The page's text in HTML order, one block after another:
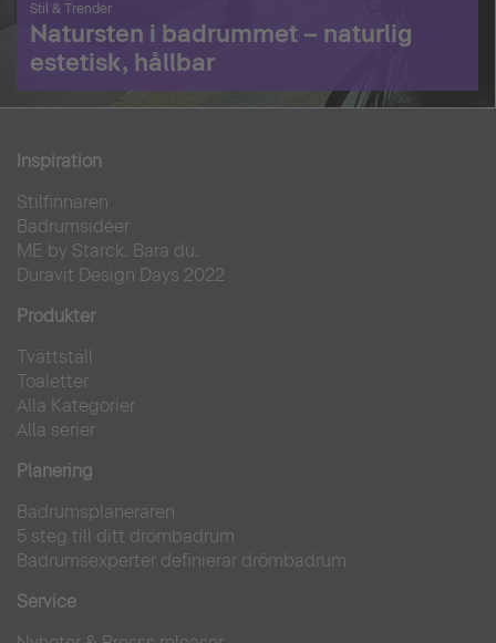
Stil & Trender
Natursten i badrummet – naturlig
estetisk, hållbar
Inspiration
Stilfinnaren
Badrumsidéer
ME by Starck. Bara du.
Duravit Design Days 2022
Produkter
Tvättställ
Toaletter
Alla Kategorier
Alla serier
Planering
Badrumsplaneraren
5 steg till ditt drömbadrum
Badrumsexperter definierar drömbadrum
Service